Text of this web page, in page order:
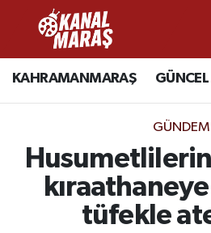
KAHRAMANMARAŞ GÜNCEL
GÜNDEM
tüfekle
CANLI YAYIN
KAHRAMANMARAŞ
SPOR
SİYASET
Kahramanmaraş Nöbetçi
Kahramanmaraş Hava
Kahramanmaraş Namaz
Kahramanmaraş Trafik
Süper Lig Puan Durumu